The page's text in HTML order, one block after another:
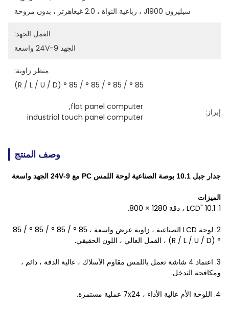
سيليرون J1900 ، رباعية النواة ، 2.0 غيغاهرتز ، بدون مروحة
العمل الجهد:
الجهد 9-24V واسعة
منظر زاوية:
85 ° / 85 ° / 85 ° / 85 ° (R / L / U / D)
إبراز:
flat panel computer
,
industrial touch panel computer
وصف المنتج
جدار جبل 10.1 بوصة الصناعية لوحة اللمس PC مع 9-24V الجهد واسعة
الميزات
1. 10.1 "LCD ، دقة 1280 × 800.
2. لوحة LCD الصناعية ، زاوية عرض واسعة ، 85 ° / 85 ° / 85 ° / 85
° (R / L / U / D) ، القمل العالي ، اللون الحقيقي.
3. اعتماد 4 شاشة تعمل باللمس مقاوم الأسلاك ، عالية الدقة ، دائم ،
ومكافحة التدخل.
4. اللوحة الأم عالية الأداء ، 7x24 عملية مستمرة.